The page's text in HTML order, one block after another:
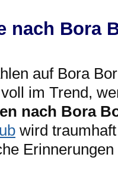
nach Bora
auf Bora
im Trend,
nach Bora
wird